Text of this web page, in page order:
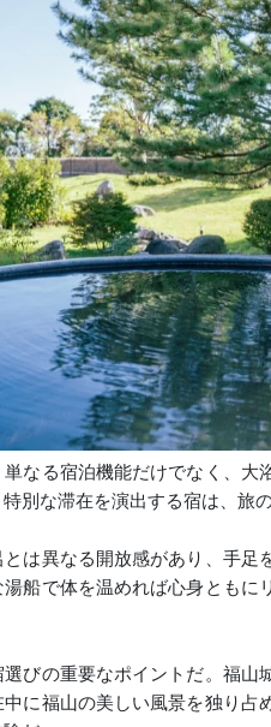
なる宿泊機能だけでなく、大
別な滞在を演出する宿は、旅
は異なる開放感があり、手足
船で体を温めれば心身ともに
びの重要なポイントだ。福
に福山の美しい風景を独り